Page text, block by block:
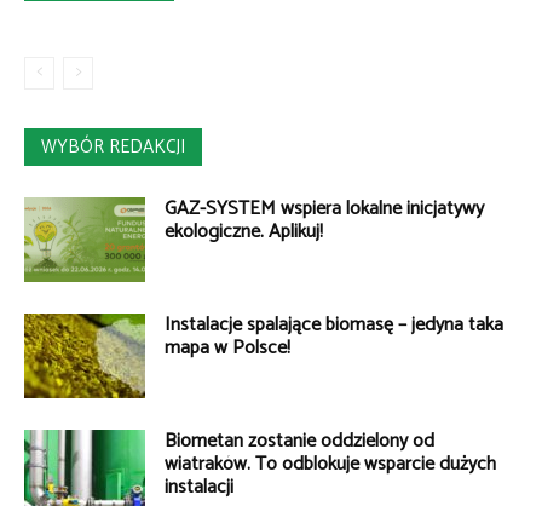
WYBÓR REDAKCJI
GAZ-SYSTEM wspiera lokalne inicjatywy
ekologiczne. Aplikuj!
Instalacje spalające biomasę – jedyna taka
mapa w Polsce!
Biometan zostanie oddzielony od
wiatraków. To odblokuje wsparcie dużych
instalacji